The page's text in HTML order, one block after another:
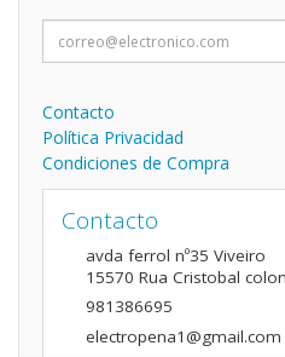
Contacto
Política Privacidad
Condiciones de Compra
Contacto
avda ferrol nº35 Viveiro
15570 Rua Cristobal
981386695
electropena1@gmail.com